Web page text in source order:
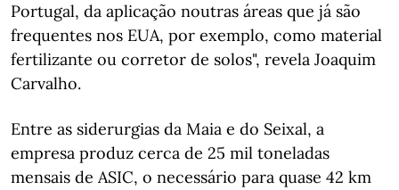
Portugal, da aplicação noutras áreas que já são
frequentes nos EUA, por exemplo, como material
fertilizante ou corretor de solos", revela Joaquim
Carvalho.
Entre as siderurgias da Maia e do Seixal, a
empresa produz cerca de 25 mil toneladas
mensais de ASIC, o necessário para quase 42 km